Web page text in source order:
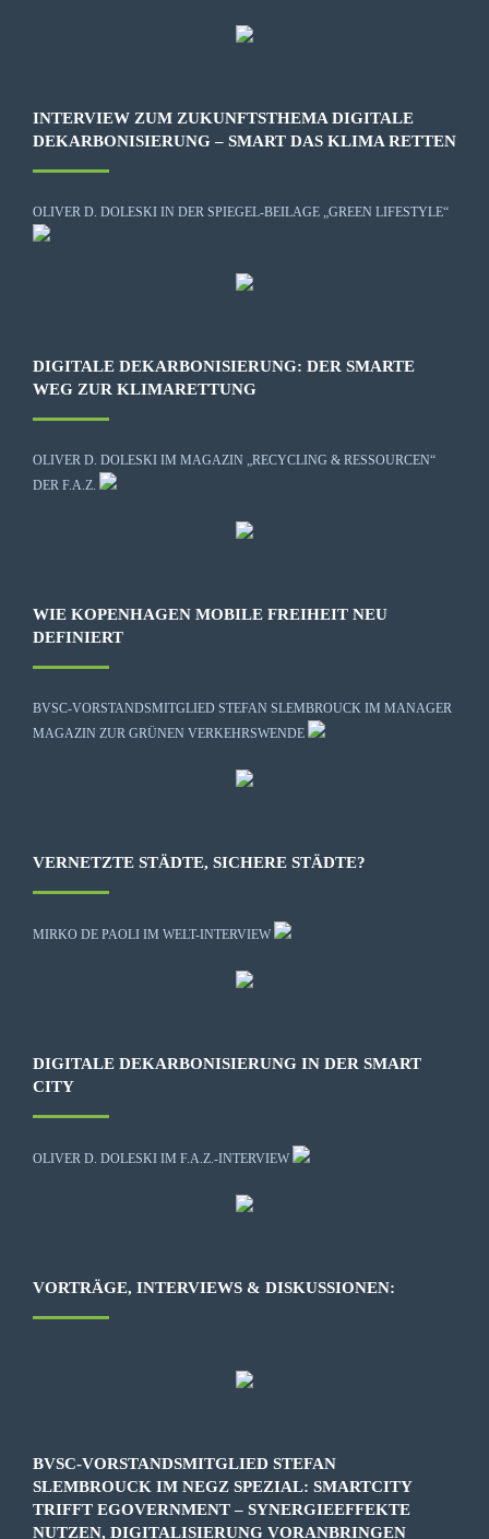
INTERVIEW ZUM ZUKUNFTSTHEMA DIGITALE
DEKARBONISIERUNG – SMART DAS KLIMA RETTEN
OLIVER D. DOLESKI IN DER SPIEGEL-BEILAGE „GREEN LIFESTYLE“
DIGITALE DEKARBONISIERUNG: DER SMARTE
WEG ZUR KLIMARETTUNG
OLIVER D. DOLESKI IM MAGAZIN „RECYCLING & RESSOURCEN“
DER F.A.Z.
WIE KOPENHAGEN MOBILE FREIHEIT NEU
DEFINIERT
BVSC-VORSTANDSMITGLIED STEFAN SLEMBROUCK IM MANAGER
MAGAZIN ZUR GRÜNEN VERKEHRSWENDE
VERNETZTE STÄDTE, SICHERE STÄDTE?
MIRKO DE PAOLI IM WELT-INTERVIEW
DIGITALE DEKARBONISIERUNG IN DER SMART
CITY
OLIVER D. DOLESKI IM F.A.Z.-INTERVIEW
VORTRÄGE, INTERVIEWS & DISKUSSIONEN:
BVSC-VORSTANDSMITGLIED STEFAN
SLEMBROUCK IM NEGZ SPEZIAL: SMARTCITY
TRIFFT EGOVERNMENT – SYNERGIEEFFEKTE
NUTZEN, DIGITALISIERUNG VORANBRINGEN